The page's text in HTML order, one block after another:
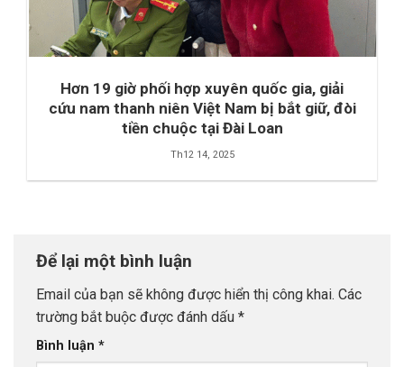
Hơn 19 giờ phối hợp xuyên quốc gia, giải
cứu nam thanh niên Việt Nam bị bắt giữ, đòi
tiền chuộc tại Đài Loan
Th12 14, 2025
Để lại một bình luận
Email của bạn sẽ không được hiển thị công khai. Các
trường bắt buộc được đánh dấu *
Bình luận *